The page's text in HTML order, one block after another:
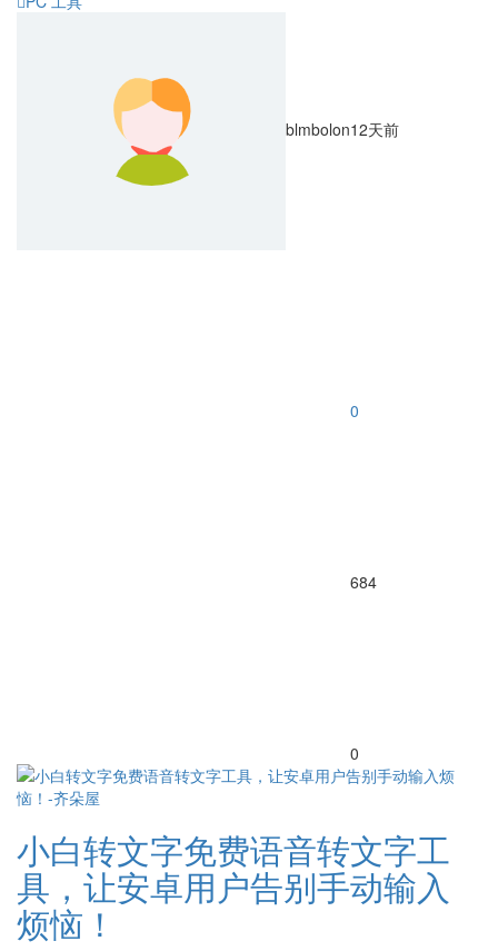
blmbolon12天前
0
684
0
小白转文字免费语音转文字工
具，让安卓用户告别手动输入
烦恼！